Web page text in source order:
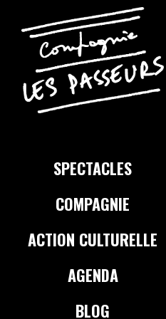
SPECTACLES
COMPAGNIE
ACTION CULTURELLE
AGENDA
BLOG